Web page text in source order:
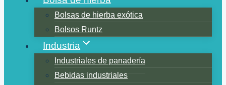
Bolsas de hierba exótica
Bolsos Runtz
Industria
Industriales de panadería
Bebidas industriales